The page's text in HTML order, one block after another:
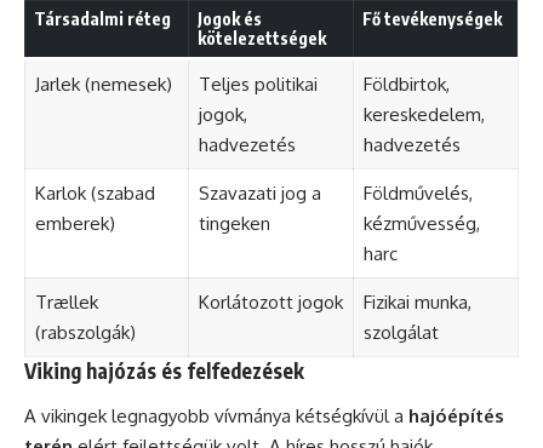
Társadalmi réteg
Jogok és
kötelezettségek
Fő tevékenységek
Jarlek (nemesek)
Teljes politikai
jogok,
hadvezetés
Földbirtok,
kereskedelem,
hadvezetés
Karlok (szabad
emberek)
Szavazati jog a
tingeken
Földművelés,
kézművesség,
harc
Trællek
(rabszolgák)
Korlátozott jogok
Fizikai munka,
szolgálat
Viking hajózás és felfedezések
A vikingek legnagyobb vívmánya kétségkívül a hajóépítés